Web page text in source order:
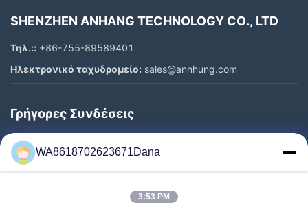
SHENZHEN ANHANG TECHNOLOGY CO., LTD
Τηλ.:: +86-755-89589401
Ηλεκτρονικό ταχυδρομείο: sales@annhung.com
Γρήγορες Συνδέσεις
Σπίτι
Προϊόντα
WA8618702623671Dana
3:53 PM